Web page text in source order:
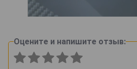
Оцените и напишите отзыв: